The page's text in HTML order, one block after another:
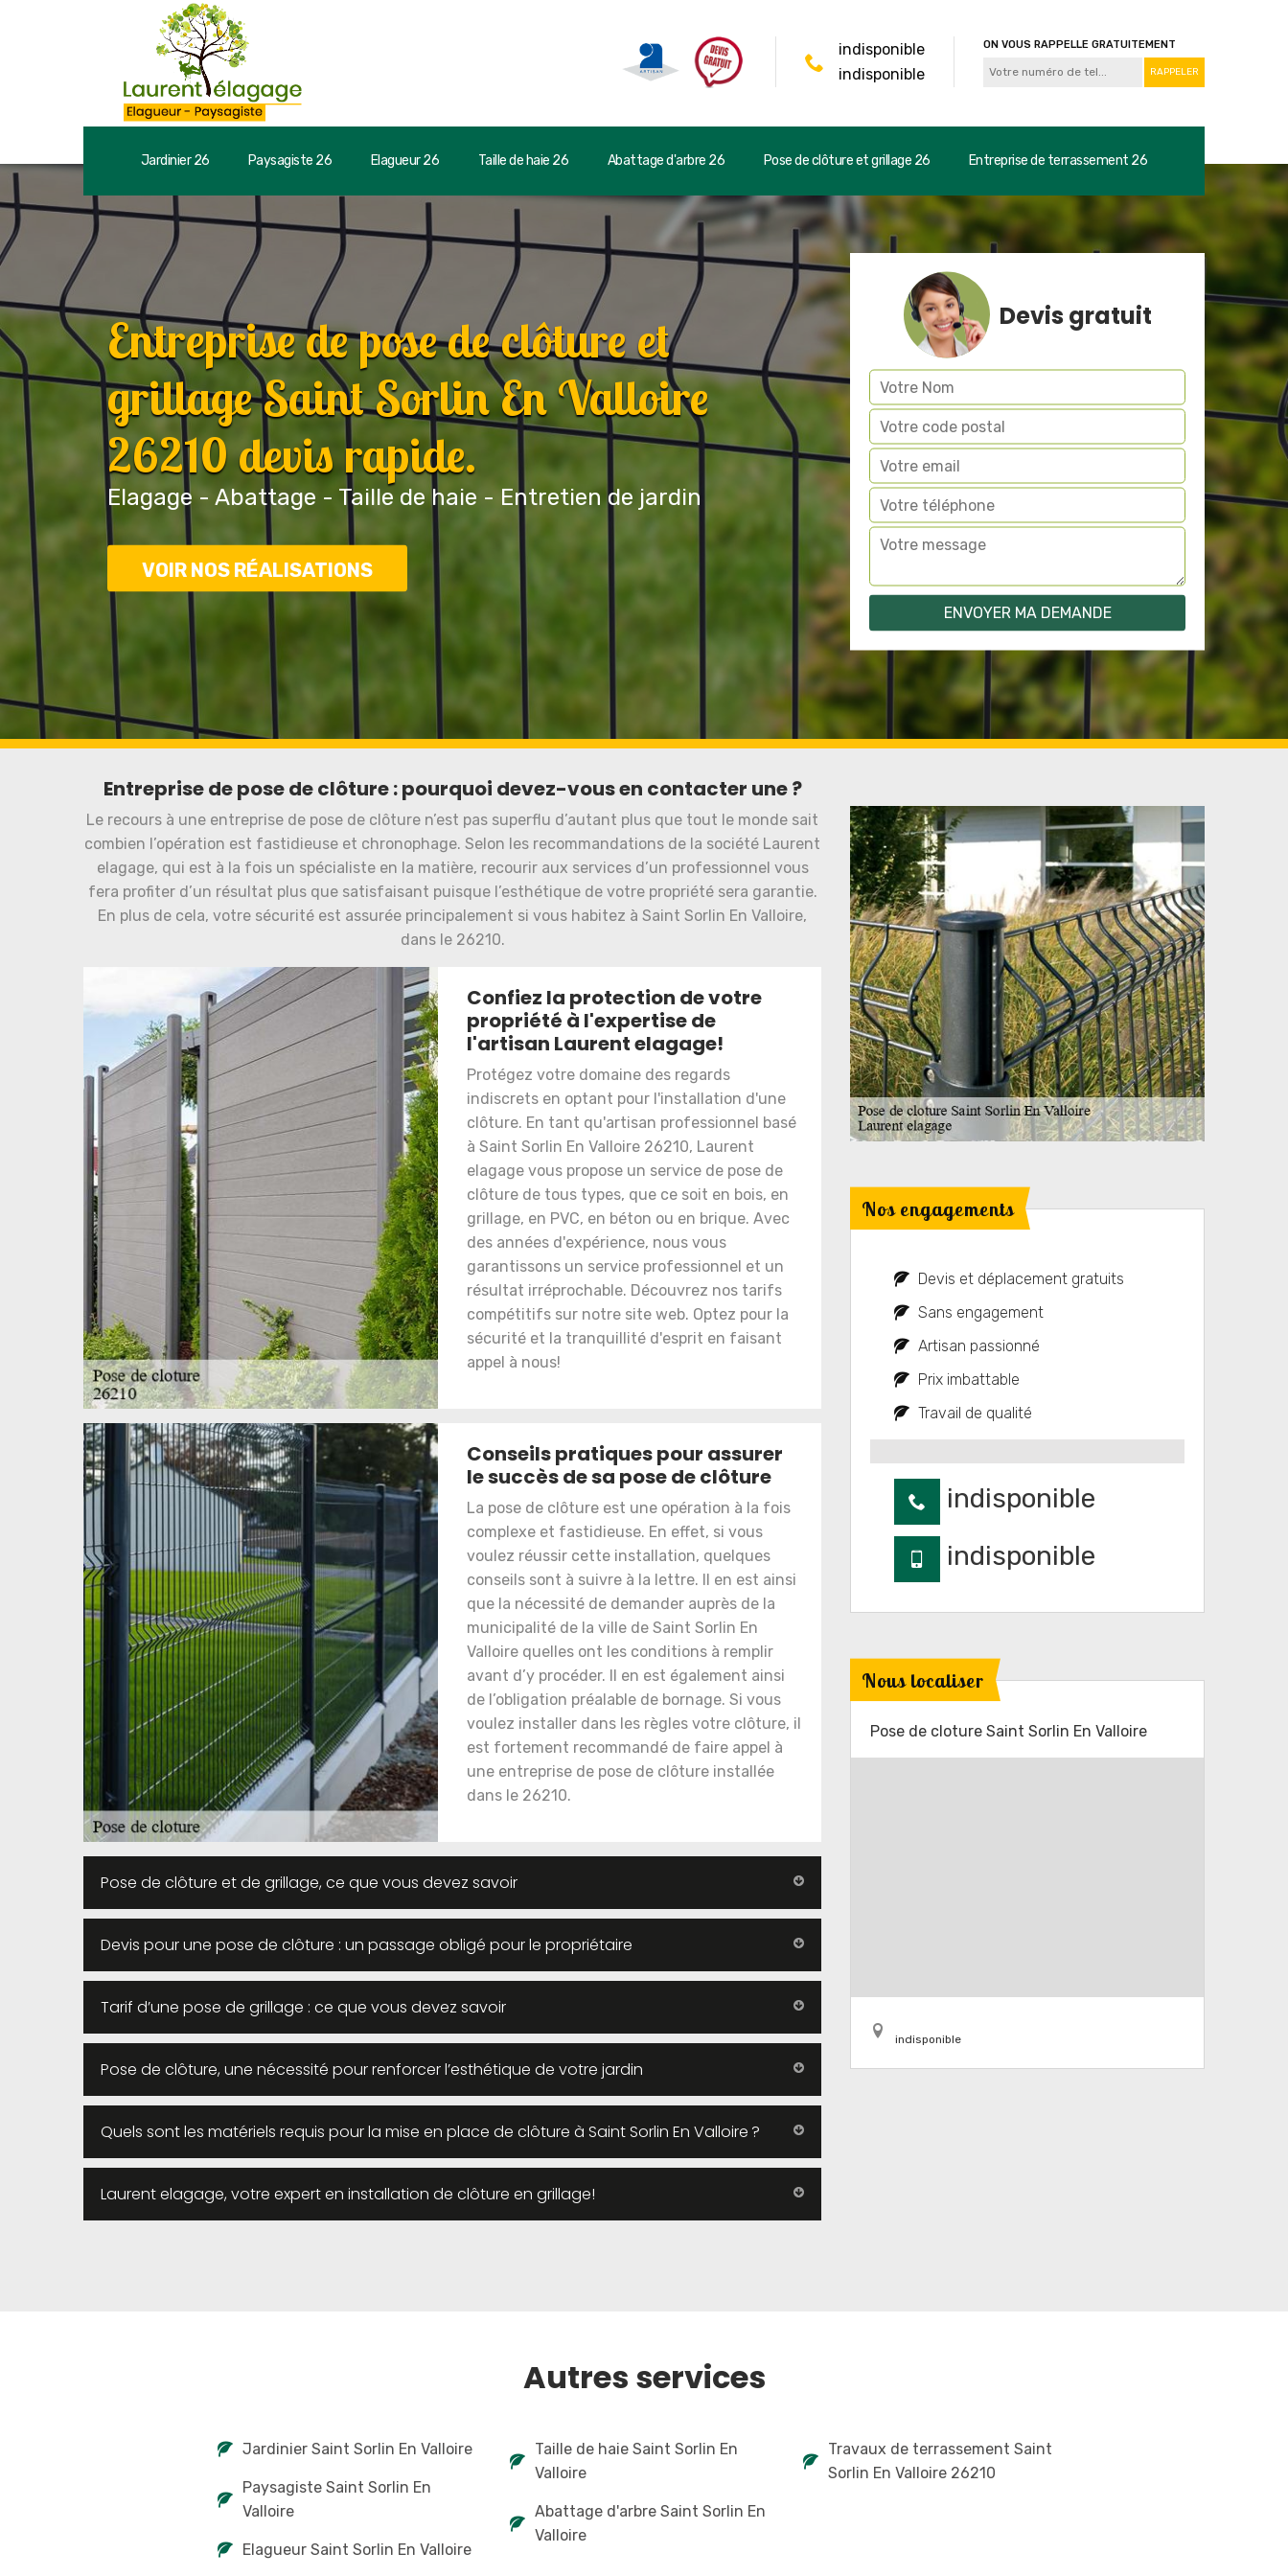
indisponible
indisponible
ON VOUS RAPPELLE GRATUITEMENT
Jardinier 26 Paysagiste 26 Elagueur 26 Taille de haie 26 Abattage d'arbre 26 Pose de clôture et grillage 26 Entreprise de terrassement 26
Entreprise de pose de clôture et
grillage Saint Sorlin En Valloire
26210 devis rapide.
Elagage - Abattage - Taille de haie - Entretien de jardin
VOIR NOS RÉALISATIONS
Devis gratuit
Entreprise de pose de clôture : pourquoi devez-vous en contacter une ?
Le recours à une entreprise de pose de clôture n’est pas superflu d’autant plus que tout le monde sait
combien l’opération est fastidieuse et chronophage. Selon les recommandations de la société Laurent
elagage, qui est à la fois un spécialiste en la matière, recourir aux services d’un professionnel vous
fera profiter d’un résultat plus que satisfaisant puisque l’esthétique de votre propriété sera garantie.
En plus de cela, votre sécurité est assurée principalement si vous habitez à Saint Sorlin En Valloire,
dans le 26210.
Confiez la protection de votre
propriété à l'expertise de
l'artisan Laurent elagage!
Protégez votre domaine des regards
indiscrets en optant pour l'installation d'une
clôture. En tant qu'artisan professionnel basé
à Saint Sorlin En Valloire 26210, Laurent
elagage vous propose un service de pose de
clôture de tous types, que ce soit en bois, en
grillage, en PVC, en béton ou en brique. Avec
des années d'expérience, nous vous
garantissons un service professionnel et un
résultat irréprochable. Découvrez nos tarifs
compétitifs sur notre site web. Optez pour la
sécurité et la tranquillité d'esprit en faisant
appel à nous!
Conseils pratiques pour assurer
le succès de sa pose de clôture
La pose de clôture est une opération à la fois
complexe et fastidieuse. En effet, si vous
voulez réussir cette installation, quelques
conseils sont à suivre à la lettre. Il en est ainsi
que la nécessité de demander auprès de la
municipalité de la ville de Saint Sorlin En
Valloire quelles ont les conditions à remplir
avant d’y procéder. Il en est également ainsi
de l’obligation préalable de bornage. Si vous
voulez installer dans les règles votre clôture, il
est fortement recommandé de faire appel à
une entreprise de pose de clôture installée
dans le 26210.
Pose de clôture et de grillage, ce que vous devez savoir
Devis pour une pose de clôture : un passage obligé pour le propriétaire
Tarif d’une pose de grillage : ce que vous devez savoir
Pose de clôture, une nécessité pour renforcer l’esthétique de votre jardin
Quels sont les matériels requis pour la mise en place de clôture à Saint Sorlin En Valloire ?
Laurent elagage, votre expert en installation de clôture en grillage!
Nos engagements
Devis et déplacement gratuits
Sans engagement
Artisan passionné
Prix imbattable
Travail de qualité
indisponible
indisponible
Nous localiser
Pose de cloture Saint Sorlin En Valloire
indisponible
Autres services
Jardinier Saint Sorlin En Valloire
Paysagiste Saint Sorlin En
Valloire
Elagueur Saint Sorlin En Valloire
Taille de haie Saint Sorlin En
Valloire
Abattage d'arbre Saint Sorlin En
Valloire
Travaux de terrassement Saint
Sorlin En Valloire 26210